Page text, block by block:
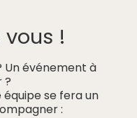
!
Un événement à
?
se fera un
: